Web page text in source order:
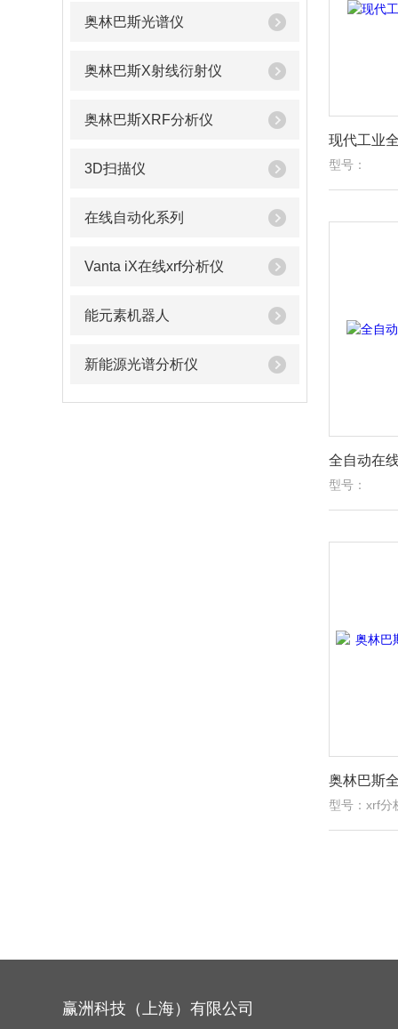
奥林巴斯光谱仪
奥林巴斯X射线衍射仪
奥林巴斯XRF分析仪
3D扫描仪
在线自动化系列
Vanta iX在线xrf分析仪
能元素机器人
新能源光谱分析仪
现代工业
型号：
全自动在
型号：
型号：xrf分
赢洲科技（上海）有限公司